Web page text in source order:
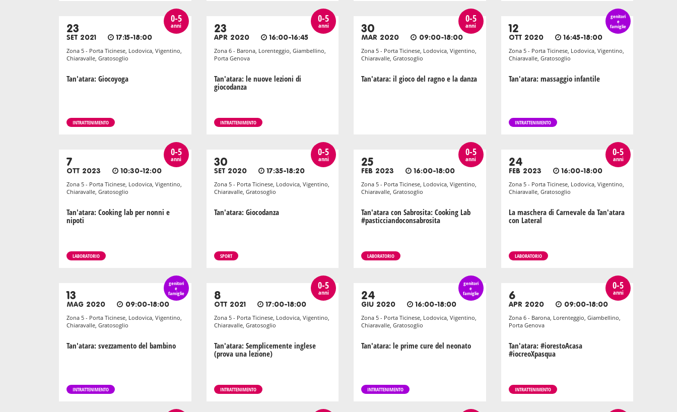
0-5
anni
23
SET 2021 17:15-18:00
Zona 5 - Porta Ticinese, Lodovica, Vigentino,
Chiaravalle, Gratosoglio
Tan'atara: Giocoyoga
INTRATTENIMENTO
0-5
anni
23
APR 2020 16:00-16:45
Zona 6 - Barona, Lorenteggio, Giambellino,
Porta Genova
Tan'atara: le nuove lezioni di
giocodanza
INTRATTENIMENTO
0-5
anni
30
MAR 2020 09:00-18:00
Zona 5 - Porta Ticinese, Lodovica, Vigentino,
Chiaravalle, Gratosoglio
Tan'atara: il gioco del ragno e la danza
genitori
e
famiglie
12
OTT 2020 16:45-18:00
Zona 5 - Porta Ticinese, Lodovica, Vigentino,
Chiaravalle, Gratosoglio
Tan'atara: massaggio infantile
INTRATTENIMENTO
0-5
anni
7
OTT 2023 10:30-12:00
Zona 5 - Porta Ticinese, Lodovica, Vigentino,
Chiaravalle, Gratosoglio
Tan'atara: Cooking lab per nonni e
nipoti
LABORATORIO
0-5
anni
30
SET 2020 17:35-18:20
Zona 5 - Porta Ticinese, Lodovica, Vigentino,
Chiaravalle, Gratosoglio
Tan'atara: Giocodanza
SPORT
0-5
anni
25
FEB 2023 16:00-18:00
Zona 5 - Porta Ticinese, Lodovica, Vigentino,
Chiaravalle, Gratosoglio
Tan'atara con Sabrosita: Cooking Lab
#pasticciandoconsabrosita
LABORATORIO
0-5
anni
24
FEB 2023 16:00-18:00
Zona 5 - Porta Ticinese, Lodovica, Vigentino,
Chiaravalle, Gratosoglio
La maschera di Carnevale da Tan'atara
con Lateral
LABORATORIO
genitori
e
famiglie
13
MAG 2020 09:00-18:00
Zona 5 - Porta Ticinese, Lodovica, Vigentino,
Chiaravalle, Gratosoglio
Tan'atara: svezzamento del bambino
INTRATTENIMENTO
0-5
anni
8
OTT 2021 17:00-18:00
Zona 5 - Porta Ticinese, Lodovica, Vigentino,
Chiaravalle, Gratosoglio
Tan'atara: Semplicemente inglese
(prova una lezione)
INTRATTENIMENTO
genitori
e
famiglie
24
GIU 2020 16:00-18:00
Zona 5 - Porta Ticinese, Lodovica, Vigentino,
Chiaravalle, Gratosoglio
Tan'atara: le prime cure del neonato
INTRATTENIMENTO
0-5
anni
6
APR 2020 09:00-18:00
Zona 6 - Barona, Lorenteggio, Giambellino,
Porta Genova
Tan'atara: #iorestoAcasa
#iocreoXpasqua
INTRATTENIMENTO